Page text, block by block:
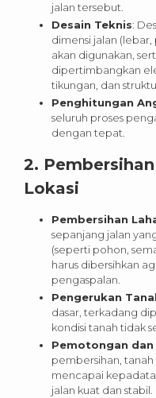
jalan tersebut.
Desain Teknis:
dimensi jalan
akan digunakan,
dipertimbangkan
tikungan, dan
Penghitungan
seluruh proses
dengan tepat.
2.
Lokasi
Pembersihan
sepanjang jalan
(seperti pohon,
harus dibersihkan
pengaspalan.
Pengerukan
dasar, terkadang
kondisi tanah tidak
Pemotongan
pembersihan,
mencapai
jalan kuat dan